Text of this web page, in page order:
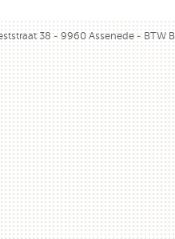
38 - 9960 Assenede - BTW